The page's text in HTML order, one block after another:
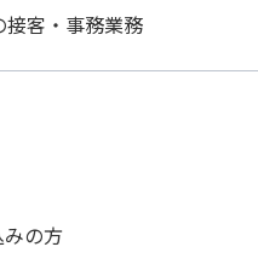
客・事務業務
の方